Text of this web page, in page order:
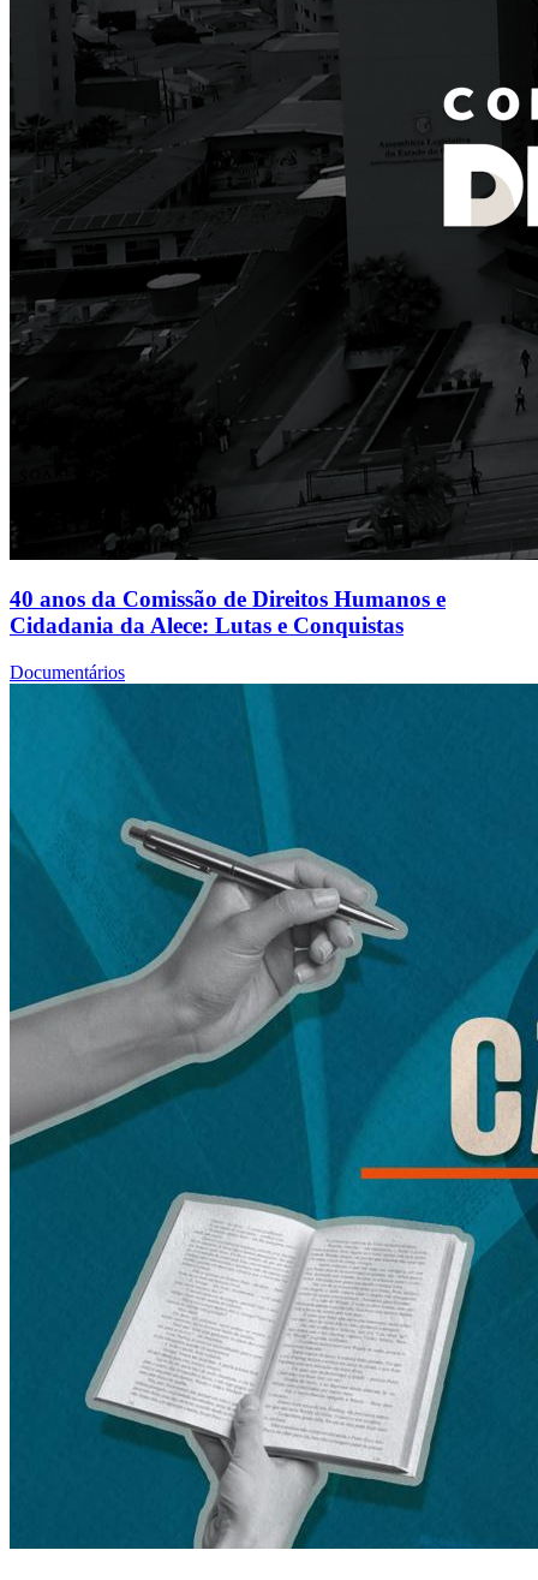
40 anos da Comissão de Direitos Humanos e
Cidadania da Alece: Lutas e Conquistas
Documentários